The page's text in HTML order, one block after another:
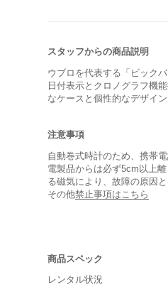
スタッフからの商品説明
ウブロを代表する「ビックバ
日付表示とクロノグラフ機
なケースと個性的なデザイ
注意事項
自動巻式時計のため、携帯
電製品からは必ず5cm以上
る磁気により、故障の原因
その他禁止事項はこちら
商品スペック
レンタル状況
保証書